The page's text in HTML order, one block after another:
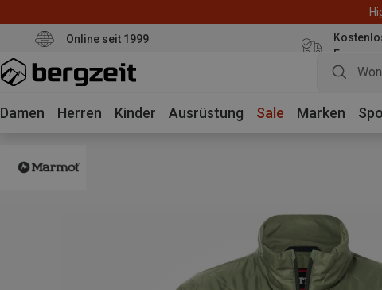
Online seit 1999
Euro
Damen Herren Kinder Ausrüstung Sale Marken